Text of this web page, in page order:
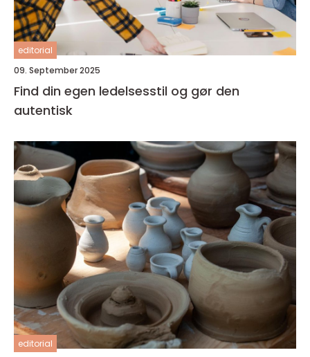
editorial
09. September 2025
Find din egen ledelsesstil og gør den
autentisk
editorial